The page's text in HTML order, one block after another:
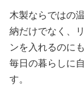
木製ならではの
納だけでなく、
ンを入れるのに
毎日の暮らしに
す。